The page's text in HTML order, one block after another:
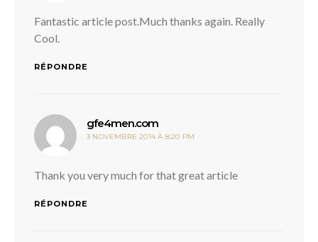
Fantastic article post.Much thanks again. Really
Cool.
RÉPONDRE
gfe4men.com
3 NOVEMBRE 2014 À 8:20 PM
Thank you very much for that great article
RÉPONDRE